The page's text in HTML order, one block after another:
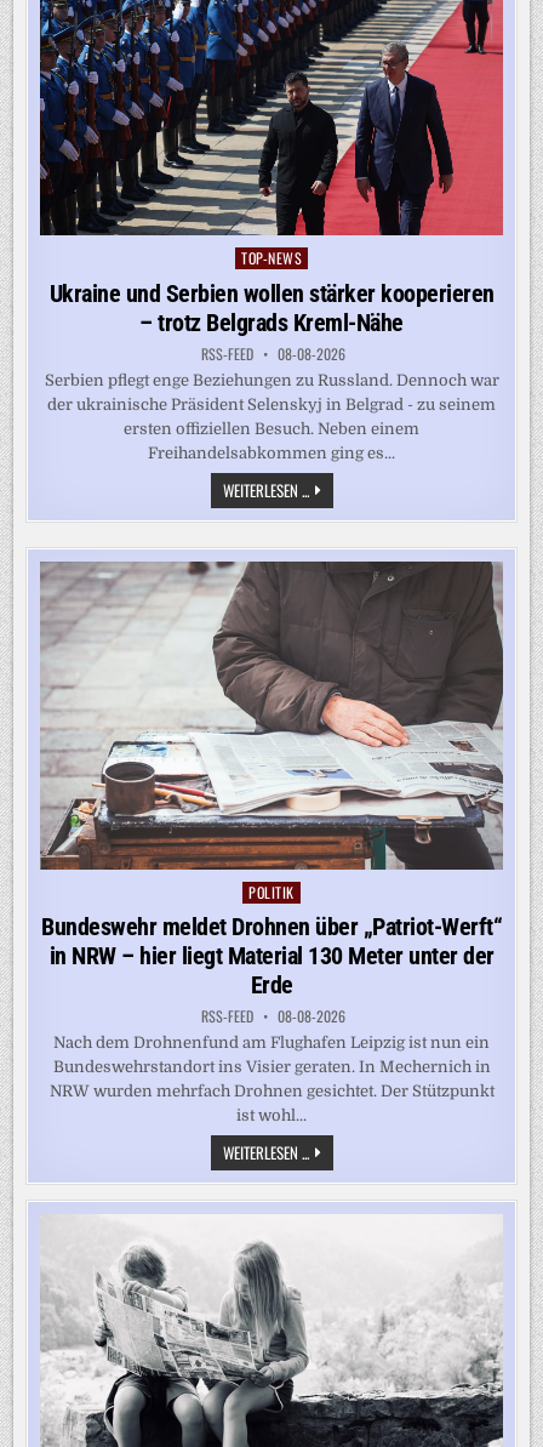
Posted
TOP-NEWS
Ukraine und Serbien wollen stärker kooperieren
– trotz Belgrads Kreml-Nähe
RSS-FEED 08-08-2026
Serbien pflegt enge Beziehungen zu Russland. Dennoch war
der ukrainische Präsident Selenskyj in Belgrad - zu seinem
ersten offiziellen Besuch. Neben einem
Freihandelsabkommen ging es...
WEITERLESEN ... UKRAINE
UND
SERBIEN
STÄRKER
KOOPERIEREN
Posted
in
POLITIK
Bundeswehr meldet Drohnen über „Patriot-Werft“
in NRW – hier liegt Material 130 Meter unter der
Erde
RSS-FEED 08-08-2026
Nach dem Drohnenfund am Flughafen Leipzig ist nun ein
Bundeswehrstandort ins Visier geraten. In Mechernich in
NRW wurden mehrfach Drohnen gesichtet. Der Stützpunkt
ist wohl...
WEITERLESEN ...BUNDESWEHR
MELDET
DROHNEN
ÜBER
„PATRIOT-
MATERIAL
130
METER
UNTER
DER
ERDE